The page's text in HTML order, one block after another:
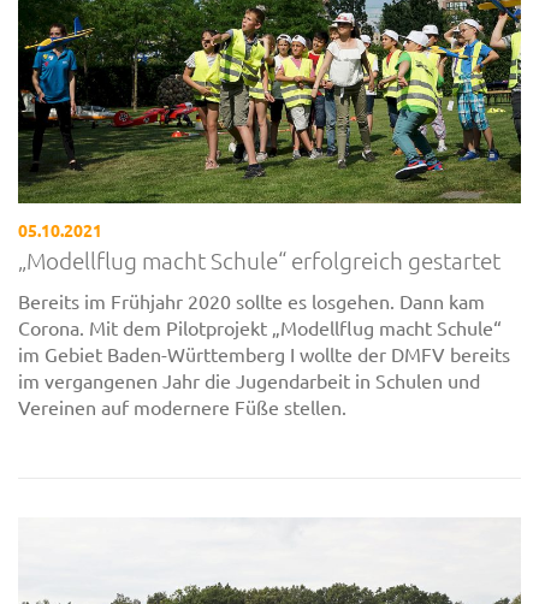
05.10.2021
„Modellflug macht Schule“ erfolgreich gestartet
Bereits im Frühjahr 2020 sollte es losgehen. Dann kam
Corona. Mit dem Pilotprojekt „Modellflug macht Schule“
im Gebiet Baden-Württemberg I wollte der DMFV bereits
im vergangenen Jahr die Jugendarbeit in Schulen und
Vereinen auf modernere Füße stellen.